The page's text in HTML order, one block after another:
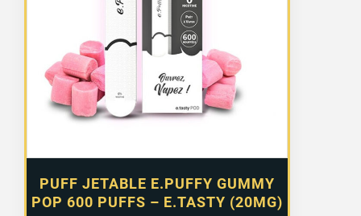
PUFF JETABLE E.PUFFY GUMMY
POP 600 PUFFS – E.TASTY (20MG)
initial
était :
4,90 €.
actuel
est :
2,50 €.